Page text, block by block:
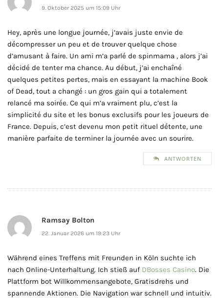
9. Oktober 2025 um 15:09 Uhr
Hey, après une longue journée, j’avais juste envie de
décompresser un peu et de trouver quelque chose
d’amusant à faire. Un ami m’a parlé de spinmama , alors j’ai
décidé de tenter ma chance. Au début, j’ai enchaîné
quelques petites pertes, mais en essayant la machine Book
of Dead, tout a changé : un gros gain qui a totalement
relancé ma soirée. Ce qui m’a vraiment plu, c’est la
simplicité du site et les bonus exclusifs pour les joueurs de
France. Depuis, c’est devenu mon petit rituel détente, une
manière parfaite de terminer la journée avec un sourire.
ANTWORTEN
Ramsay Bolton
22. Januar 2026 um 19:23 Uhr
Während eines Treffens mit Freunden in Köln suchte ich
nach Online-Unterhaltung. Ich stieß auf DBosses Casino. Die
Plattform bot Willkommensangebote, Gratisdrehs und
spannende Aktionen. Die Navigation war schnell und intuitiv.